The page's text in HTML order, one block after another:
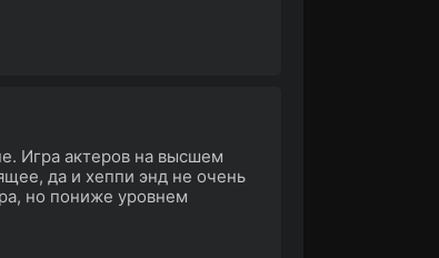
Игра актеров на высшем
да и хеппи энд не очень
но пониже уровнем